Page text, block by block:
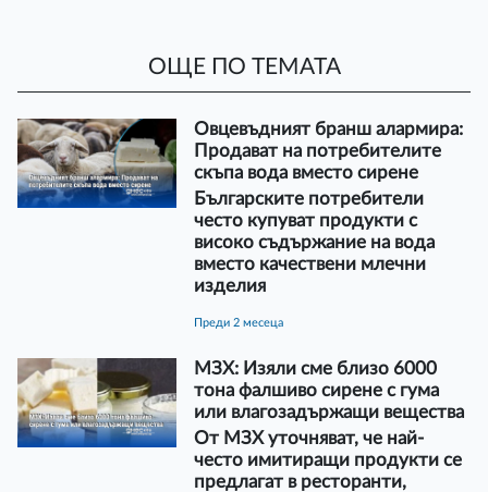
ОЩЕ ПО ТЕМАТА
Овцевъдният бранш алармира:
Продават на потребителите
скъпа вода вместо сирене
Българските потребители
често купуват продукти с
високо съдържание на вода
вместо качествени млечни
изделия
преди 2 месеца
МЗХ: Изяли сме близо 6000
тона фалшиво сирене с гума
или влагозадържащи вещества
От МЗХ уточняват, че най-
често имитиращи продукти се
предлагат в ресторанти,